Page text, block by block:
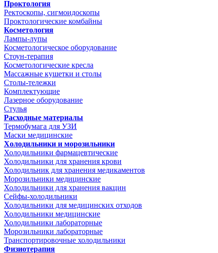
Проктология
Ректоскопы, сигмоидоскопы
Проктологические комбайны
Косметология
Лампы-лупы
Косметологическое оборудование
Стоун-терапия
Косметологические кресла
Массажные кушетки и столы
Столы-тележки
Комплектующие
Лазерное оборудование
Стулья
Расходные материалы
Термобумага для УЗИ
Маски медицинские
Холодильники и морозильники
Холодильники фармацевтические
Холодильники для хранения крови
Холодильник для хранения медикаментов
Морозильники медицинские
Холодильники для хранения вакцин
Сейфы-холодильники
Холодильники для медицинских отходов
Холодильники медицинские
Холодильники лабораторные
Морозильники лабораторные
Транспортировочные холодильники
Физиотерапия